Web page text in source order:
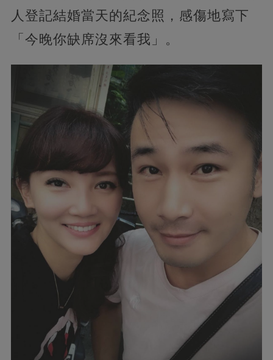
人登記結婚當天的紀念照，感傷地寫下
「今晚你缺席沒來看我」。